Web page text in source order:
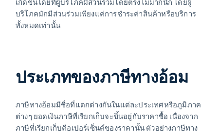
เกิดขึ้นโดยที่ผู้บริโภคมีส่วนร่วมโดยตรงไม่มากนัก โดยผู้
บริโภคมักมีส่วนร่วมเพียงแค่การชำระค่าสินค้าหรือบริการ
ทั้งหมดเท่านั้น
ประเภทของภาษีทางอ้อม
ภาษีทางอ้อมมีชื่อที่แตกต่างกันในแต่ละประเทศหรือภูมิภาค
ต่างๆ ยอดเงินภาษีที่เรียกเก็บจะขึ้นอยู่กับราคาซื้อ เนื่องจาก
ภาษีที่เรียกเก็บคือเปอร์เซ็นต์ของราคานั้น ตัวอย่างภาษีทาง